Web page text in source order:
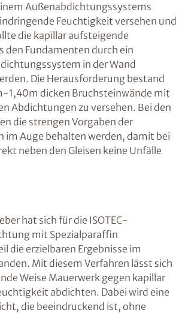
Außenabdichtungssystems
Feuchtigkeit versehen und
die kapillar aufsteigende
den Fundamenten durch ein
in der Wand
Die Herausforderung bestand
1,40m dicken Bruchsteinwände mit
Abdichtungen zu versehen. Bei den
die strengen Vorgaben der
im Auge behalten werden, damit bei
neben den Gleisen keine Unfälle
hat sich für die ISOTEC-
mit Spezialparaffin
die erzielbaren Ergebnisse im
Mit diesem Verfahren lässt sich
Weise Mauerwerk gegen kapillar
abdichten. Dabei wird eine
die beeindruckend ist, ohne